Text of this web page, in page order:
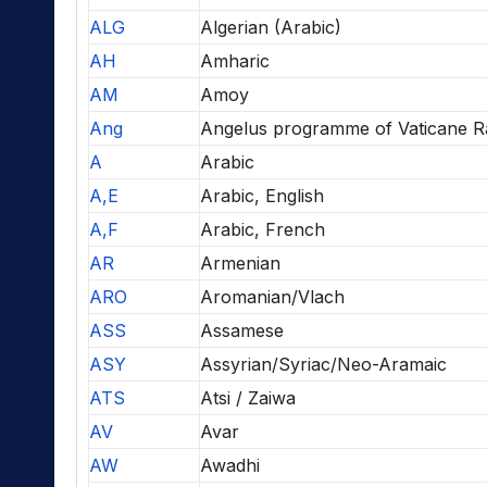
ALG
Algerian (Arabic)
AH
Amharic
AM
Amoy
Ang
Angelus programme of Vaticane
A
Arabic
A,E
Arabic, English
A,F
Arabic, French
AR
Armenian
ARO
Aromanian/Vlach
ASS
Assamese
ASY
Assyrian/Syriac/Neo-Aramaic
ATS
Atsi / Zaiwa
AV
Avar
AW
Awadhi